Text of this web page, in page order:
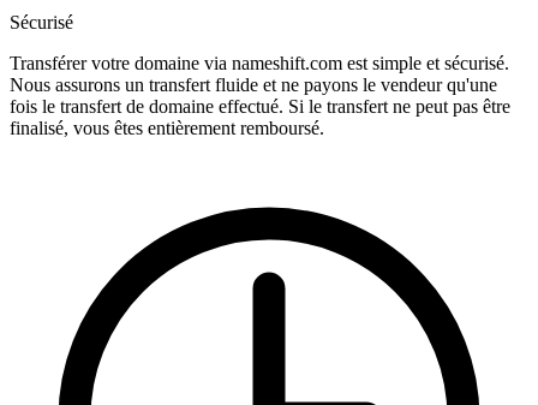
Sécurisé
Transférer votre domaine via nameshift.com est simple et sécurisé.
Nous assurons un transfert fluide et ne payons le vendeur qu'une
fois le transfert de domaine effectué. Si le transfert ne peut pas être
finalisé, vous êtes entièrement remboursé.